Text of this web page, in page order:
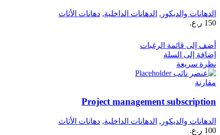
الدهانات والديكور , الدهانات الداخلية, دهانات الأثاث
150 ر.ع.
أضف إلى قائمة الرغبات
إضافة إلى السلة
نظرة سريعة
مقارنة
Project management subscription
الدهانات والديكور , الدهانات الداخلية, دهانات الأثاث
100 ر.ع.